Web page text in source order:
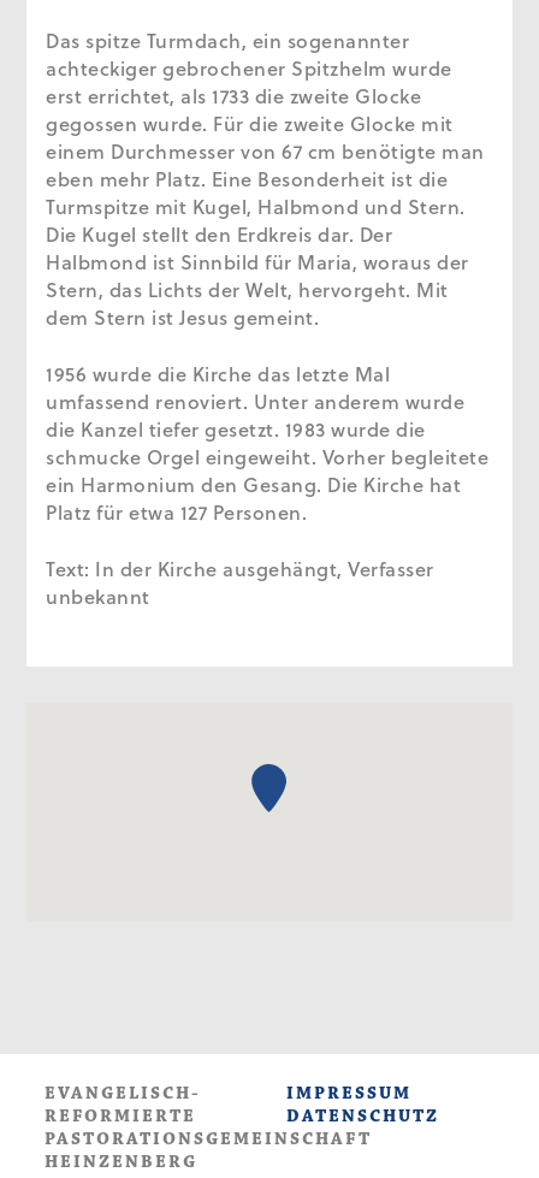
Das spitze Turmdach, ein sogenannter
achteckiger gebrochener Spitzhelm wurde
erst errichtet, als 1733 die zweite Glocke
gegossen wurde. Für die zweite Glocke mit
einem Durchmesser von 67 cm benötigte man
eben mehr Platz. Eine Besonderheit ist die
Turmspitze mit Kugel, Halbmond und Stern.
Die Kugel stellt den Erdkreis dar. Der
Halbmond ist Sinnbild für Maria, woraus der
Stern, das Lichts der Welt, hervorgeht. Mit
dem Stern ist Jesus gemeint.
1956 wurde die Kirche das letzte Mal
umfassend renoviert. Unter anderem wurde
die Kanzel tiefer gesetzt. 1983 wurde die
schmucke Orgel eingeweiht. Vorher begleitete
ein Harmonium den Gesang. Die Kirche hat
Platz für etwa 127 Personen.
Text: In der Kirche ausgehängt, Verfasser
unbekannt
EVANGELISCH-
REFORMIERTE
PASTORATIONSGEMEINSCHAFT
HEINZENBERG
IMPRESSUM
DATENSCHUTZ